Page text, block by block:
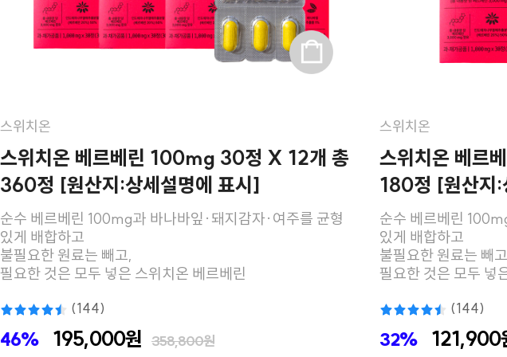
스위치온
스위치온 베르베린 100mg 30정 X 12개 총
360정 [원산지:상세설명에 표시]
순수 베르베린 100mg과 바나바잎·돼지감자·여주를 균형
있게 배합하고
불필요한 원료는 빼고,
필요한 것은 모두 넣은 스위치온 베르베린
(144)
46% 195,000원 358,800원
스위치온
스위치온 베르
180정 [원산지:
순수 베르베린
있게 배합하고
불필요한 원료는 빼
필요한 것은 모두 넣
(144)
32% 121,900